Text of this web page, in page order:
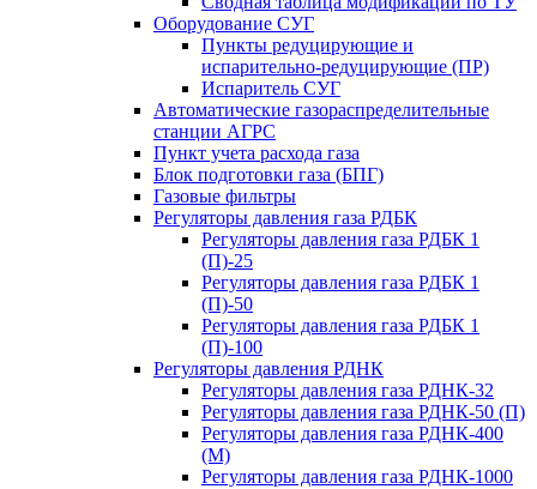
Оборудование СУГ
Пункты редуцирующие и
испарительно-редуцирующие (ПР)
Испаритель СУГ
Автоматические газораспределительные
станции АГРС
Пункт учета расхода газа
Блок подготовки газа (БПГ)
Газовые фильтры
Регуляторы давления газа РДБК
Регуляторы давления газа РДБК 1
(П)-25
Регуляторы давления газа РДБК 1
(П)-50
Регуляторы давления газа РДБК 1
(П)-100
Регуляторы давления РДНК
Регуляторы давления газа РДНК-32
Регуляторы давления газа РДНК-50 (П)
Регуляторы давления газа РДНК-400
(М)
Регуляторы давления газа РДНК-1000